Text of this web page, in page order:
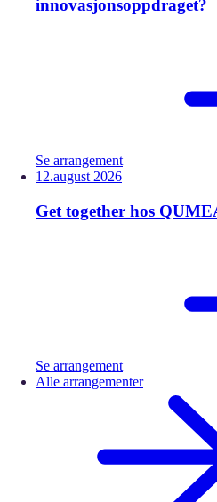
innovasjonsoppdraget?
Se arrangement
12.august 2026
Get together hos
Se arrangement
Alle arrangementer